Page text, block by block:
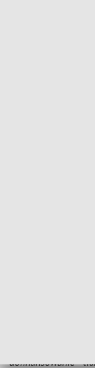
dofinansowanie–